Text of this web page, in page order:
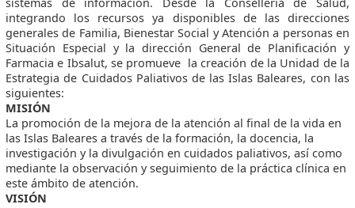
integrando los recursos ya disponibles de las direcciones
generales de Familia, Bienestar Social y Atención a personas en
Situación Especial y la dirección General de Planificación y
Farmacia e Ibsalut, se promueve la creación de la Unidad de la
Estrategia de Cuidados Paliativos de las Islas Baleares, con las
siguientes:
MISIÓN
La promoción de la mejora de la atención al final de la vida en
las Islas Baleares a través de la formación, la docencia, la
investigación y la divulgación en cuidados paliativos, así como
mediante la observación y seguimiento de la práctica clínica en
este ámbito de atención.
VISIÓN